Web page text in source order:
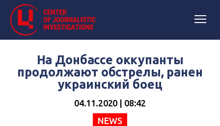
На Донбассе оккупанты
продолжают обстрелы, ранен
украинский боец
04.11.2020 | 08:42
NEWS